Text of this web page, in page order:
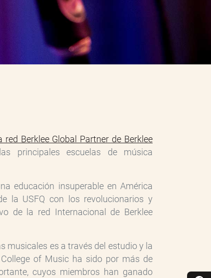
red Berklee Global Partner de Berklee
principales escuelas de música
educación insuperable en América
la USFQ con los revolucionarios y
de la red Internacional de Berklee
musicales es a través del estudio y la
of Music ha sido por más de
cuyos miembros han ganado